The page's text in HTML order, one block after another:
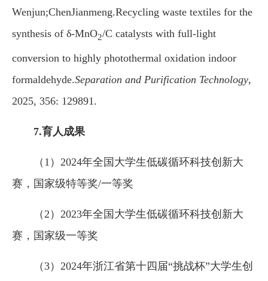
Wenjun;ChenJianmeng.Recycling waste textiles for the
synthesis of δ-MnO2/C catalysts with full-light
conversion to highly photothermal oxidation indoor
formaldehyde.Separation and Purification Technology,
2025, 356: 129891.
7.育人成果
（1）2024年全国大学生低碳循环科技创新大
赛，国家级特等奖/一等奖
（2）2023年全国大学生低碳循环科技创新大
赛，国家级一等奖
（3）2024年浙江省第十四届“挑战杯”大学生创